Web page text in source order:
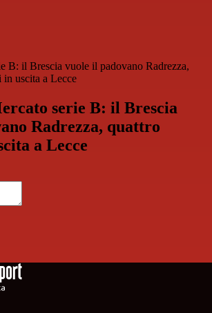
B: il Brescia vuole il padovano Radrezza,
uscita a Lecce
serie B: il Brescia
Radrezza, quattro
a Lecce